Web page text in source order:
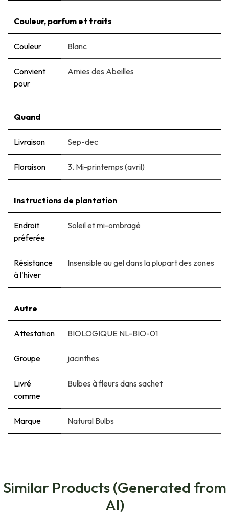
Couleur, parfum et traits
Couleur Blanc
Convient
pour
Amies des Abeilles
Quand
Livraison Sep-dec
Floraison 3. Mi-printemps (avril)
Instructions de plantation
Endroit
préferée
Soleil et mi-ombragé
Résistance
à l'hiver
Insensible au gel dans la plupart des zones
Autre
Attestation BIOLOGIQUE NL-BIO-01
Groupe jacinthes
Livré
comme
Bulbes à fleurs dans sachet
Marque Natural Bulbs
Similar Products (Generated from
AI)